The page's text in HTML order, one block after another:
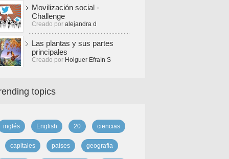
Movilización social -
Challenge
Creado por alejandra d
Las plantas y sus partes
principales
Creado por Holguer Efraín S
topics
inglés English 20 ciencias
capitales países geografía